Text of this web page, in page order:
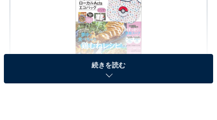
オレンジページ 2026年 6/2号増刊「モンスターボールに
IN！ ポケモンローカルActs エコバッグ〈typeA〉」
続きを読む